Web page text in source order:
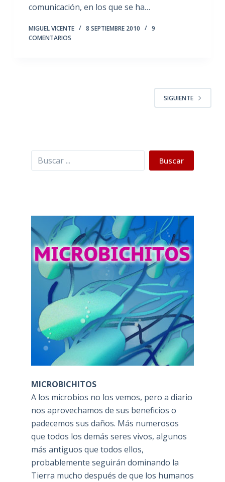
comunicación, en los que se ha…
MIGUEL VICENTE 8 SEPTIEMBRE 2010
9
COMENTARIOS
SIGUIENTE
Buscar Buscar
MICROBICHITOS
A los microbios no los vemos, pero a diario
nos aprovechamos de sus beneficios o
padecemos sus daños. Más numerosos
que todos los demás seres vivos, algunos
más antiguos que todos ellos,
probablemente seguirán dominando la
Tierra mucho después de que los humanos